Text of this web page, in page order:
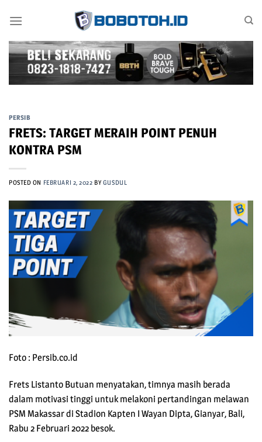
PERSIB
FRETS: TARGET MERAIH POINT PENUH
KONTRA PSM
POSTED ON FEBRUARI 2, 2022 BY GUSDUL
Foto : Persib.co.id
Frets Listanto Butuan menyatakan, timnya masih berada
dalam motivasi tinggi untuk melakoni pertandingan melawan
PSM Makassar di Stadion Kapten I Wayan Dipta, Gianyar, Bali,
Rabu 2 Februari 2022 besok.